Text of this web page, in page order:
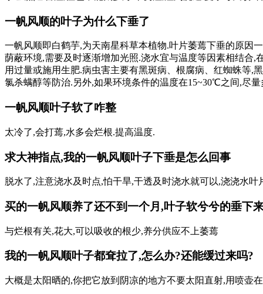
一帆风顺的叶子为什么下垂了
一帆风顺即白鹤芋,为天南星科草本植物.叶片萎蔫下垂的原因
荫蔽环境,需要及时逐渐增加光照.浇水宜与温度等因素相结合
用过量或施用生肥.病虫害主要有黑斑病、根腐病、红蜘蛛等,
氯杀螨醇等防治.另外,如果环境条件的温度在15~30℃之间,尽
一帆风顺叶子软了咋整
太冷了,会打蔫,水多会烂根.提高温度.
求大神指点,我的一帆风顺叶子下垂是怎么回事
脱水了,注意浇水及时点,怕干旱,干透及时浇水就可以,浇浇水
买的一帆风顺养了还不到一个月,叶子软兮兮的垂下
与烂根有关,花大,可以吸收的根少,养分供应不上萎蔫
我的一帆风顺叶子都耷拉了,怎么办?还能缓过来吗?
大概是太阳晒的,你把它放到阴凉的地方不要太阳直射,用喷壶